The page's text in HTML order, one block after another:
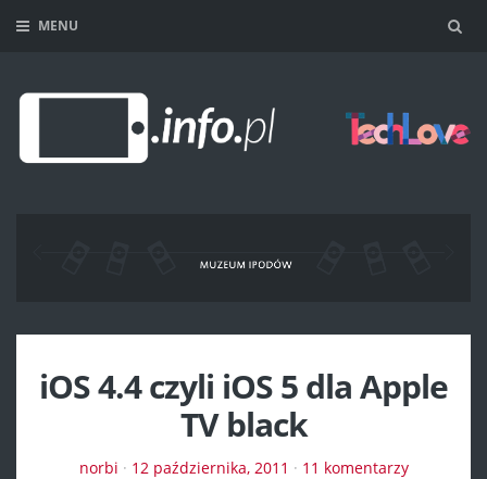
MENU
iOS 4.4 czyli iOS 5 dla Apple
TV black
norbi · 12 października, 2011 · 11 komentarzy